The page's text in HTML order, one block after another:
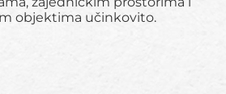
objektima učinkovito.